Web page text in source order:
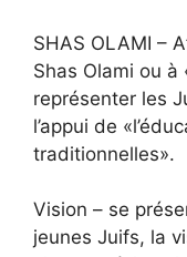
SHAS OLAMI –
Shas Olami ou à
représenter les
l’appui de
traditionnelles».
Vision – se
jeunes Juifs, la